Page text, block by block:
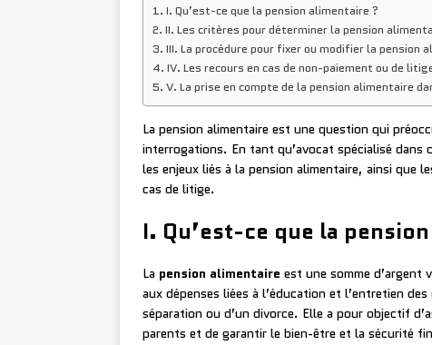
I. Qu’est-ce que la pension alimentaire ?
II. Les critères pour déterminer la pension
III. La procédure pour fixer ou modifier la pension
IV. Les recours en cas de non-paiement ou de
V. La prise en compte de la pension alimentaire
La pension alimentaire est une question qui
interrogations. En tant qu’avocat spécialisé dans
les enjeux liés à la pension alimentaire, ainsi que
cas de litige.
I. Qu’est-ce que la
La pension alimentaire est une somme d’argent
aux dépenses liées à l’éducation et l’entretien
séparation ou d’un divorce. Elle a pour objectif
parents et de garantir le bien-être et la sécurité